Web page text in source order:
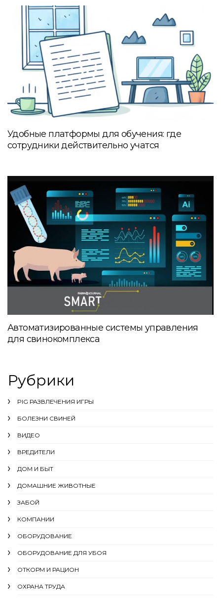
Удобные платформы для обучения: где
сотрудники действительно учатся
Автоматизированные системы управления
для свинокомплекса
Рубрики
PIG РАЗВЛЕЧЕНИЯ ИГРЫ
БОЛЕЗНИ СВИНЕЙ
ВИДЕО
ВРЕДИТЕЛИ
ДОМ И БЫТ
ДОМАШНИЕ ЖИВОТНЫЕ
ЗАБОЙ
КОМПАНИИ
ОБОРУДОВАНИЕ
ОБОРУДОВАНИЕ ДЛЯ УБОЯ
ОТКОРМ И РАЦИОН
ОХРАНА ТРУДА